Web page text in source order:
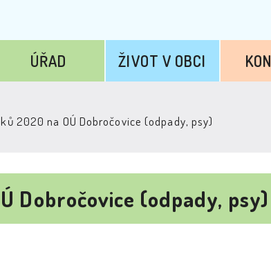
ÚŘAD ŽIVOT V OBCI
2020 na OÚ Dobročovice (odpady, psy)
Dobročovice (odpady, psy)